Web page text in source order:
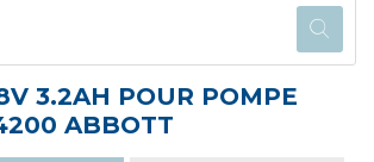
3.2AH POUR POMPE
ABBOTT